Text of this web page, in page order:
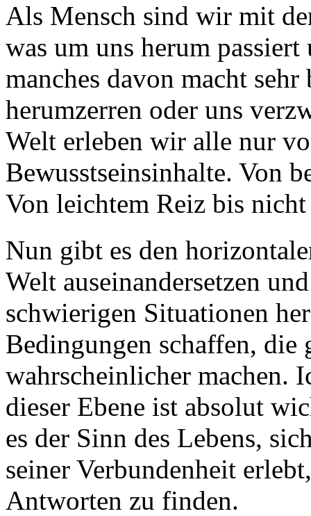
Als Mensch sind wir mit
was um uns herum
manches davon macht
herumzerren oder uns
Welt erleben wir alle nur
Bewusstseinsinhalte. Von
Von leichtem Reiz bis nicht
Nun gibt es den
Welt auseinandersetzen
schwierigen Situationen
Bedingungen schaffen, die
wahrscheinlicher machen.
dieser Ebene ist absolut
es der Sinn des Lebens,
seiner Verbundenheit
Antworten zu finden.